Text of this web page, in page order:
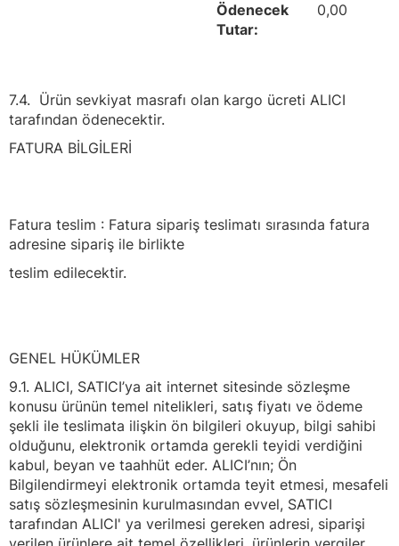
Ödenecek
Tutar:
0,00
7.4. Ürün sevkiyat masrafı olan kargo ücreti ALICI
tarafından ödenecektir.
FATURA BİLGİLERİ
Fatura teslim : Fatura sipariş teslimatı sırasında fatura
adresine sipariş ile birlikte
teslim edilecektir.
GENEL HÜKÜMLER
9.1. ALICI, SATICI’ya ait internet sitesinde sözleşme
konusu ürünün temel nitelikleri, satış fiyatı ve ödeme
şekli ile teslimata ilişkin ön bilgileri okuyup, bilgi sahibi
olduğunu, elektronik ortamda gerekli teyidi verdiğini
kabul, beyan ve taahhüt eder. ALICI’nın; Ön
Bilgilendirmeyi elektronik ortamda teyit etmesi, mesafeli
satış sözleşmesinin kurulmasından evvel, SATICI
tarafından ALICI' ya verilmesi gereken adresi, siparişi